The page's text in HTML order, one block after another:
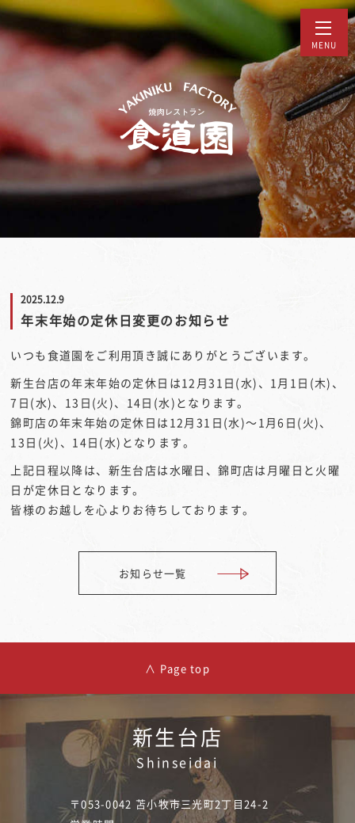
MENU
2025.12.9
年末年始の定休日変更のお知らせ
いつも食道園をご利用頂き誠にありがとうございます。
新生台店の年末年始の定休日は12月31日(水)、1月1日(木)、
7日(水)、13日(火)、14日(水)となります。
錦町店の年末年始の定休日は12月31日(水)～1月6日(火)、
13日(火)、14日(水)となります。
上記日程以降は、新生台店は水曜日、錦町店は月曜日と火曜
日が定休日となります。
皆様のお越しを心よりお待ちしております。
お知らせ一覧
∧ Page top
新生台店
Shinseidai
〒053-0042 苫小牧市三光町2丁目24-2